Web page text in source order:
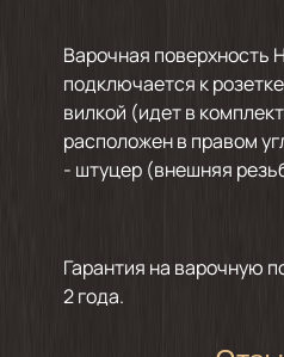
Варочная поверхность
подключается к
вилкой (идет в
расположен в правом
- штуцер (внешняя
Гарантия на варочную
2 года.